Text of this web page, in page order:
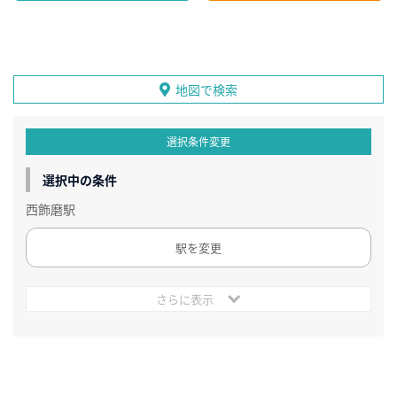
地図で検索
選択条件変更
選択中の条件
西飾磨駅
駅を変更
さらに表示